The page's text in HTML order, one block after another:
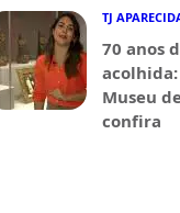
TJ
70 anos
Museu
confira